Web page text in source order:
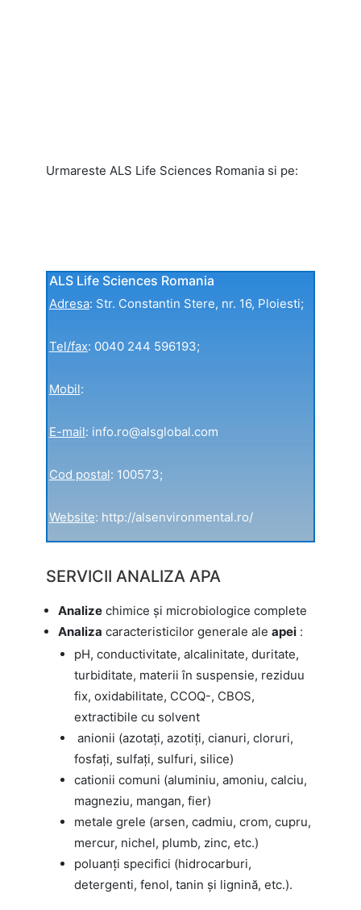
Urmareste ALS Life Sciences Romania si pe:
ALS Life Sciences Romania
Adresa: Str. Constantin Stere, nr. 16,​ Ploiesti;
Tel/fax: 0040 244 596193;
Mobil:
E-mail: info.ro@alsglobal.com
Cod postal: 100573;
Website: http://alsenvironmental.ro/
SERVICII ANALIZA APA
Analizechimice şi microbiologice complete
Analiza caracteristicilor generale ale apei:
pH, conductivitate, alcalinitate, duritate,
turbiditate, materii în suspensie, reziduu
fix, oxidabilitate, CCOQ-, CBOS,
extractibile cu solvent
anionii (azotaţi, azotiţi, cianuri, cloruri,
fosfaţi, sulfaţi, sulfuri, silice)
cationii comuni (aluminiu, amoniu, calciu,
magneziu, mangan, fier)
metale grele (arsen, cadmiu, crom, cupru,
mercur, nichel, plumb, zinc, etc.)
poluanţi specifici (hidrocarburi,
detergenti, fenol, tanin şi lignină, etc.).